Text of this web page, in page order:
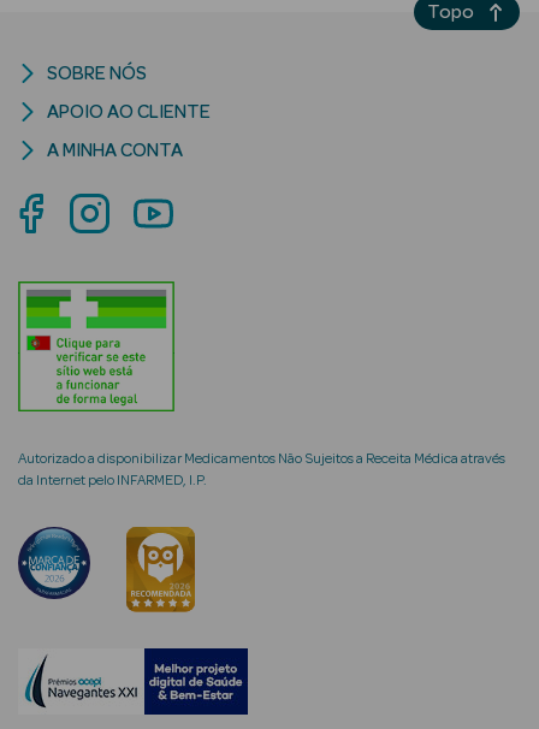
Lábios
Solares Bebé e
Criança
Rosto e
Ver Tudo
Rosto
Séruns Faciais
Anti-
envelhecimento
Autorizado a disponibilizar Medicamentos Não Sujeitos a Receita Médica através
da Internet pelo INFARMED, I.P.
SOBRE NÓS
APOIO AO CLIENTE
A MINHA CONTA
Topo